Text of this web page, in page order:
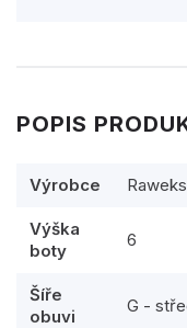
POPIS
Výrobce Raweks
Výška
boty
6
Šíře
obuvi
G -